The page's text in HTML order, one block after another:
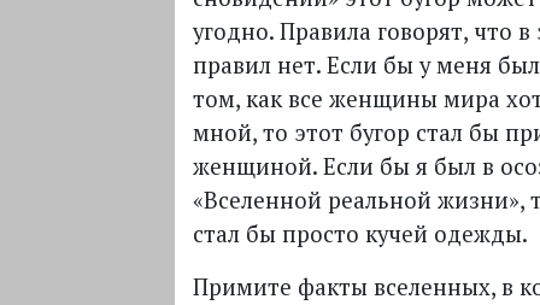
угодно. Правила говорят, что в
правил нет. Если бы у меня
том, как все женщины мира
мной, то этот бугор стал бы
женщиной. Если бы я был в
«Вселенной реальной жизни»,
стал бы просто кучей одежды.
Примите факты вселенных, в